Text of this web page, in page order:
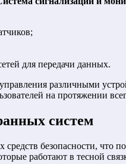
для передачи данных.
различными
на протяжении
систем
средств безопасности, что
работают в тесной